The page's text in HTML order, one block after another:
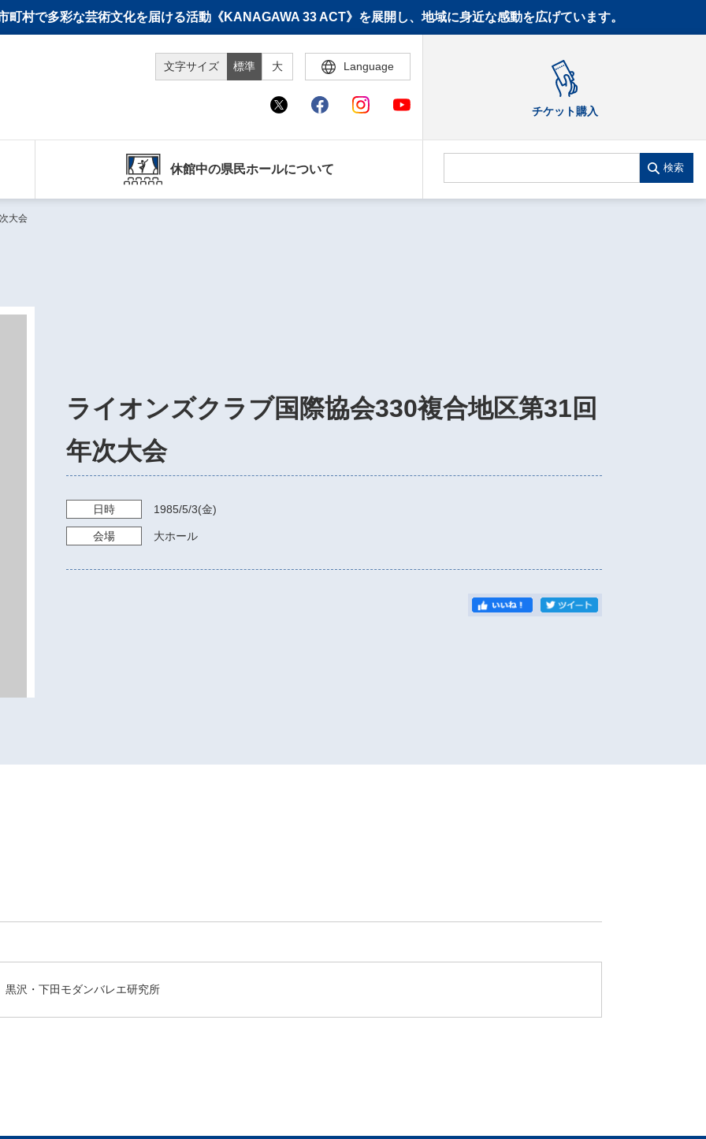
村で多彩な芸術文化を届ける活動《KANAGAWA 33 ACT》を展開し、地域に身近な感動を広げています。
文字サイズ 標準 大 Language
チケット購入
休館中の県民ホールについて 検索
大会
ライオンズクラブ国際協会330複合地区第31回
年次大会
日時 1985/5/3(金)
会場 大ホール
黒沢・下田モダンバレエ研究所